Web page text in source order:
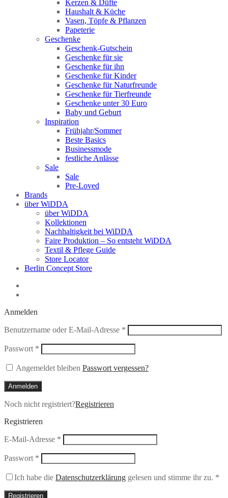
Kerzen & Düfte
Haushalt & Küche
Vasen, Töpfe & Pflanzen
Papeterie
Geschenke
Geschenk-Gutschein
Geschenke für sie
Geschenke für ihn
Geschenke für Kinder
Geschenke für Naturfreunde
Geschenke für Tierfreunde
Geschenke unter 30 Euro
Baby und Geburt
Inspiration
Frühjahr/Sommer
Beste Basics
Businessmode
festliche Anlässe
Sale
Sale
Pre-Loved
Brands
über WiDDA
über WiDDA
Kollektionen
Nachhaltigkeit bei WiDDA
Faire Produktion – So entsteht WiDDA
Textil & Pflege Guide
Store Locator
Berlin Concept Store
Anmelden
Benutzername oder E-Mail-Adresse * Erforderlich
Passwort * Erforderlich
Angemeldet bleiben Passwort vergessen?
Anmelden
Noch nicht registriert?Registrieren
Registrieren
E-Mail-Adresse * Erforderlich
Passwort * Erforderlich
Ich habe die Datenschutzerklärung gelesen und stimme ihr zu. *
Registrieren